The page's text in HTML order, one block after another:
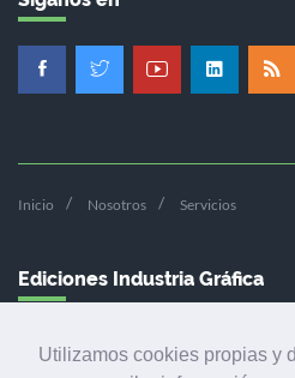
Utilizamos cookies propias y
Inicio Nosotros Servicios
Ediciones Industria Gráfica